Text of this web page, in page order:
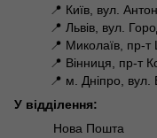
📍 Київ, вул.
📍 Львів, вул.
📍 Миколаїв, пр-
📍 Вінниця, пр-т
📍 м. Дніпро,
У відділення:
Нова Пошта